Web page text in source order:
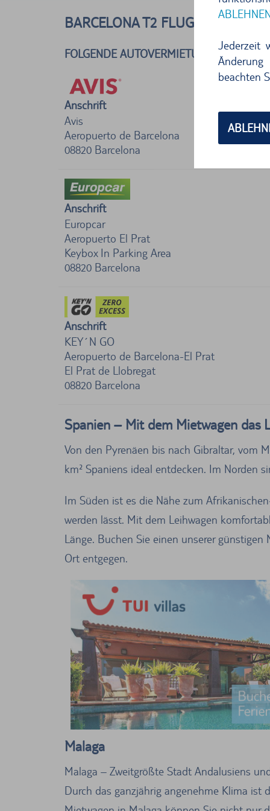
Jederzeit
beachten
BARCELONA T2 FLUGHAFEN,
FOLGENDE AUTOVERMIETUNGEN
Anschrift
Avis
Aeropuerto de Barcelona
08820 Barcelona
Anschrift
Europcar
Aeropuerto El Prat
Keybox In Parking Area
08820 Barcelona
Anschrift
KEY´N GO
Aeropuerto de Barcelona-El Prat
El Prat de Llobregat
08820 Barcelona
Spanien – Mit dem Mietwagen das
Von den Pyrenäen bis nach Gibraltar, vom
km² Spaniens ideal entdecken. Im Norden
Im Süden ist es die Nähe zum
werden lässt. Mit dem Leihwagen
Länge. Buchen Sie einen unserer
Ort entgegen.
Malaga
Malaga – Zweitgrößte Stadt Andalusiens
Durch das ganzjährig angenehme Klima ist